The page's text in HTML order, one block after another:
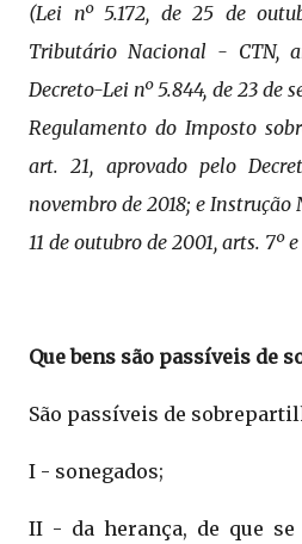
(Lei nº 5.172, de 25 de
Tributário Nacional - CTN,
Decreto-Lei nº 5.844, de 23 de
Regulamento do Imposto
art. 21, aprovado pelo
novembro de 2018; e Instrução
11 de outubro de 2001, arts. 7º e
Que bens são passíveis de
São passíveis de
I - sonegados;
II - da herança, de que